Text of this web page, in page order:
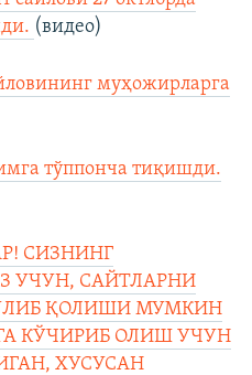
(видео)
муҳожирларга
тўппонча тиқишди.
СИЗНИНГ
УЧУН, САЙТЛАРНИ
ҚОЛИШИ МУМКИН
КЎЧИРИБ ОЛИШ УЧУН
ХУСУСАН